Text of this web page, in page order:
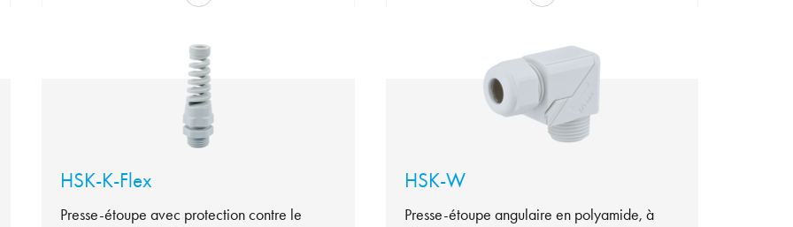
Elastomer
IP 54, IP 68 avec joint
torique supplémentaire, IP
69 K
de -40°C à +100°C
Elastomer
IP 54, IP 68 avec joint
torique supplémentaire, IP
69 K
de -40°C à +100°C
HSK-K-Flex
Presse-étoupe avec protection contre le
HSK-W
Presse-étoupe angulaire en polyamide, à